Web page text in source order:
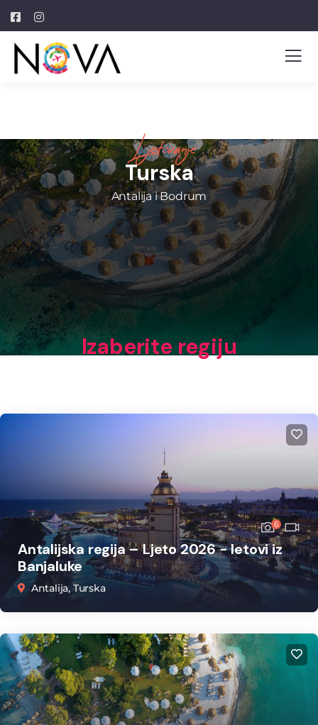
Ljetovanje
Turska
Antalija i Bodrum
Izaberite regiju
6
Antalijska regija – Ljeto 2026 - letovi iz
Banjaluke
Antalija, Turska